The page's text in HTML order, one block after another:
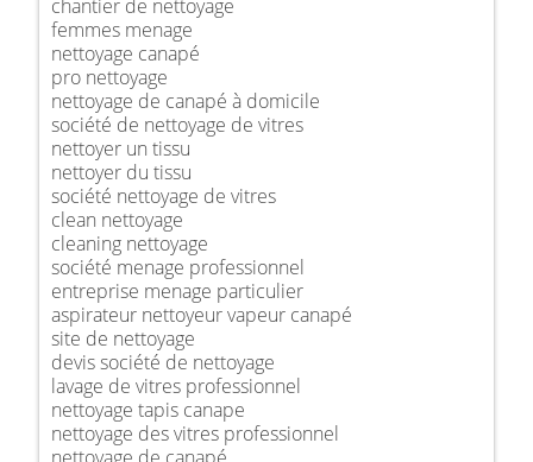
chantier de nettoyage
femmes menage
nettoyage canapé
pro nettoyage
nettoyage de canapé à domicile
société de nettoyage de vitres
nettoyer un tissu
nettoyer du tissu
société nettoyage de vitres
clean nettoyage
cleaning nettoyage
société menage professionnel
entreprise menage particulier
aspirateur nettoyeur vapeur canapé
site de nettoyage
devis société de nettoyage
lavage de vitres professionnel
nettoyage tapis canape
nettoyage des vitres professionnel
nettoyage de canapé